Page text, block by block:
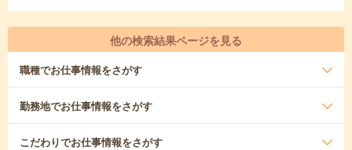
他の検索結果ページを見る
職種でお仕事情報をさがす
勤務地でお仕事情報をさがす
こだわりでお仕事情報をさがす